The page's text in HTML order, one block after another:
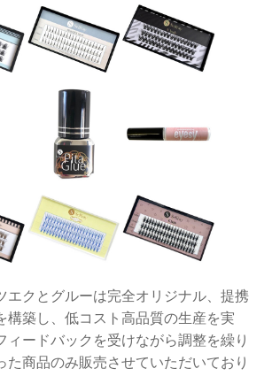
エクとグルーは完全オリジナル、提携
構築し、低コスト高品質の生産を実
ィードバックを受けながら調整を繰り
た商品のみ販売させていただいており